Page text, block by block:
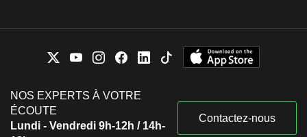
NOS EXPERTS À VOTRE
ÉCOUTE
Lundi - Vendredi 9h-12h / 14h-
Contactez-nous